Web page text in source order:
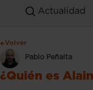
Actualidad
Volver
Pablo Peñalta
¿Quién es